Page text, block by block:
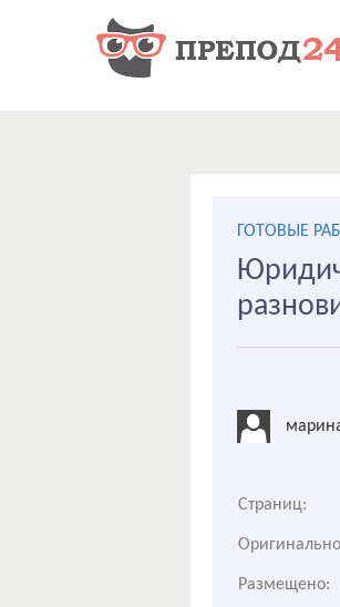
ГОТОВЫЕ
Страниц:
Размещено: